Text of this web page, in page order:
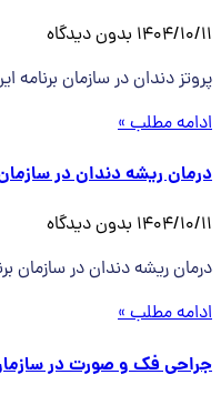
1404/10/11 بدون دیدگاه
پروتز دندان در سازمان برنامه
ادامه مطلب »
درمان ریشه دندان در سازمان
1404/10/11 بدون دیدگاه
درمان ریشه دندان در سازمان
ادامه مطلب »
جراحی فک و صورت در